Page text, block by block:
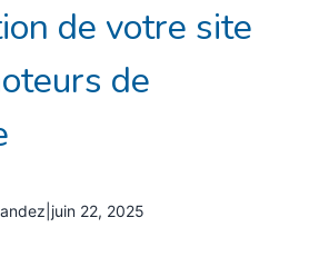
de votre site
de
juin 22, 2025